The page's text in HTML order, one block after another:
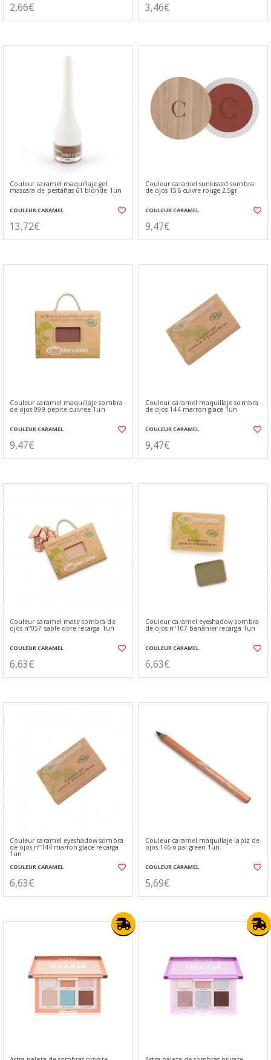
2,66€ 3,46€
Couleur caramel maquillaje gel
mascara de pestañas 61 blonde 1un
COULEUR CARAMEL
13,72€
Couleur caramel sunkissed sombra
de ojos 156 cuivre rouge 2.5gr
COULEUR CARAMEL
9,47€
Couleur caramel maquillaje sombra
de ojos 099 pepite cuivree 1un
COULEUR CARAMEL
9,47€
Couleur caramel maquillaje sombra
de ojos 144 marron glace 1un
COULEUR CARAMEL
9,47€
Couleur caramel mate sombra de
ojos nº057 sable dore recarga 1un
COULEUR CARAMEL
6,63€
Couleur caramel eyeshadow sombra
de ojos nº107 bananier recarga 1un
COULEUR CARAMEL
6,63€
Couleur caramel eyeshadow sombra
de ojos nº144 marron glace recarga
1un
COULEUR CARAMEL
6,63€
Couleur caramel maquillaje lapiz de
ojos 146 opal green 1un
COULEUR CARAMEL
5,69€